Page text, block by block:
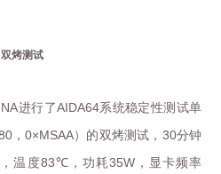
双烤测试
进行了AIDA64系统稳定性测试单
，0×MSAA）的双烤测试， 30分钟
，温度83℃ ，功耗35W，显卡频率